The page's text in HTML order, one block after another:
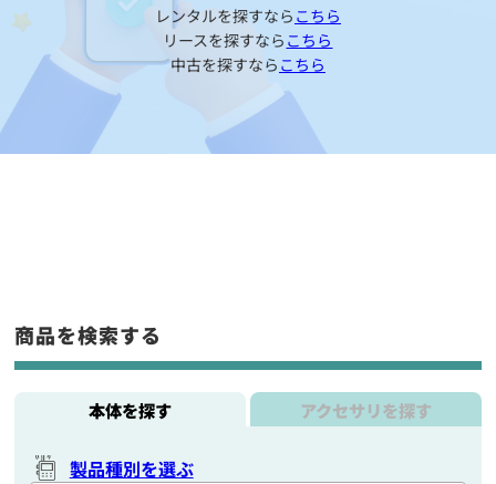
レンタルを探すなら こちら
リースを探すなら こちら
中古を探すなら こちら
商品を検索する
本体を探す アクセサリを探す
製品種別を選ぶ